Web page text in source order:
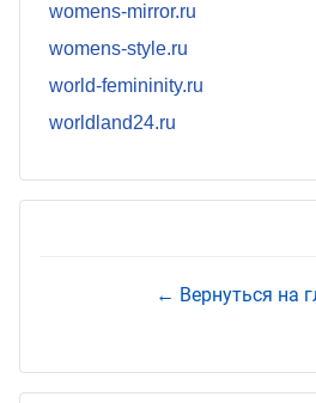
womens-mirror.ru
womens-style.ru
world-femininity.ru
worldland24.ru
← Вернуться на